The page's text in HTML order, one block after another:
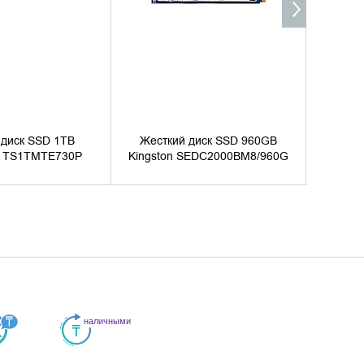
SSD 1TB
Жесткий диск SSD 960GB
Kingston SEDC2000BM8/960G